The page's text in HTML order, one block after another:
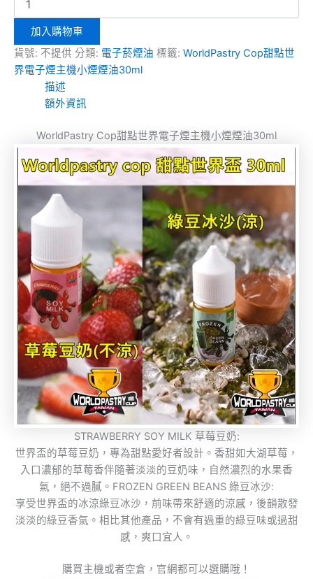
加入購物車
貨號: 不提供 分類: 電子菸煙油 標籤: WorldPastry Cop甜點世
界電子煙主機小煙煙油30ml
描述
額外資訊
WorldPastry Cop甜點世界電子煙主機小煙煙油30ml
STRAWBERRY SOY MILK 草莓豆奶:
世界盃的草莓豆奶，專為甜點愛好者設計。香甜如大湖草莓，
入口濃郁的草莓香伴隨著淡淡的豆奶味，自然濃烈的水果香
氣，絕不過膩。FROZEN GREEN BEANS 綠豆冰沙:
享受世界盃的冰涼綠豆冰沙，前味帶來舒適的涼感，後韻散發
淡淡的綠豆香氣。相比其他產品，不會有過重的綠豆味或過甜
感，爽口宜人。
購買主機或者空倉，官網都可以選購哦！